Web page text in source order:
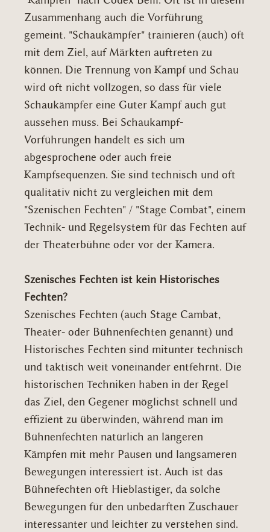
Zusammenhang auch die Vorführung
gemeint. "Schaukämpfer" trainieren (auch) oft
mit dem Ziel, auf Märkten auftreten zu
können. Die Trennung von Kampf und Schau
wird oft nicht vollzogen, so dass für viele
Schaukämpfer eine Guter Kampf auch gut
aussehen muss. Bei Schaukampf-
Vorführungen handelt es sich um
abgesprochene oder auch freie
Kampfsequenzen. Sie sind technisch und oft
qualitativ nicht zu vergleichen mit dem
"Szenischen Fechten" / "Stage Combat", einem
Technik- und Regelsystem für das Fechten auf
der Theaterbühne oder vor der Kamera.
Szenisches Fechten ist kein Historisches
Fechten?
Szenisches Fechten (auch Stage Cambat,
Theater- oder Bühnenfechten genannt) und
Historisches Fechten sind mitunter technisch
und taktisch weit voneinander entfehrnt. Die
historischen Techniken haben in der Regel
das Ziel, den Gegener möglichst schnell und
effizient zu überwinden, während man im
Bühnenfechten natürlich an längeren
Kämpfen mit mehr Pausen und langsameren
Bewegungen interessiert ist. Auch ist das
Bühnefechten oft Hieblastiger, da solche
Bewegungen für den unbedarften Zuschauer
interessanter und leichter zu verstehen sind.